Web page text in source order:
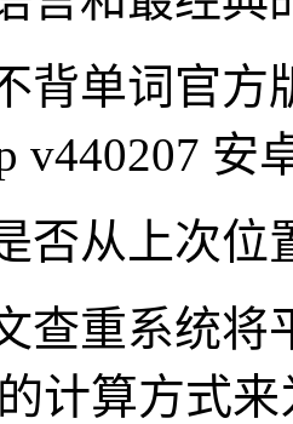
背单词官方
v440207 安
否从上次位
查重系统
计算方式